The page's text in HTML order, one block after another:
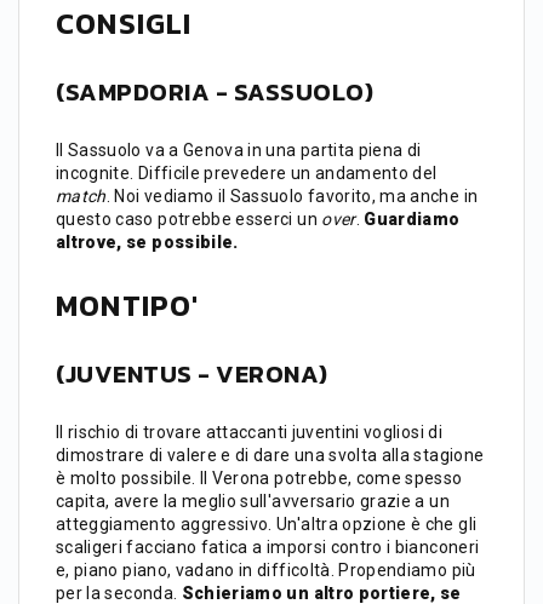
CONSIGLI
(SAMPDORIA - SASSUOLO)
Il Sassuolo va a Genova in una partita piena di
incognite. Difficile prevedere un andamento del
match . Noi vediamo il Sassuolo favorito, ma anche in
questo caso potrebbe esserci un over. Guardiamo
altrove, se possibile.
MONTIPO'
(JUVENTUS - VERONA)
Il rischio di trovare attaccanti juventini vogliosi di
dimostrare di valere e di dare una svolta alla stagione
è molto possibile. Il Verona potrebbe, come spesso
capita, avere la meglio sull'avversario grazie a un
atteggiamento aggressivo. Un'altra opzione è che gli
scaligeri facciano fatica a imporsi contro i bianconeri
e, piano piano, vadano in difficoltà. Propendiamo più
per la seconda. Schieriamo un altro portiere, se